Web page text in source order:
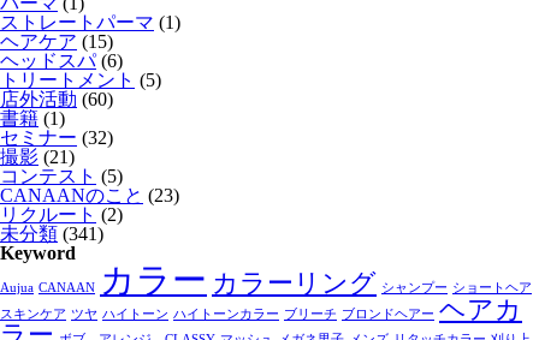
ストレートパーマ (1)
ヘアケア (15)
ヘッドスパ(6)
トリートメント (5)
店外活動 (60)
書籍 (1)
セミナー (32)
撮影 (21)
コンテスト (5)
CANAANのこと (23)
リクルート (2)
未分類 (341)
Keyword
Aujua CANAAN カラー カラーリング シャンプー ショートヘア
スキンケア ツヤ ハイトーン ハイトーンカラー ブリーチ ブロンドヘアー ヘアカ